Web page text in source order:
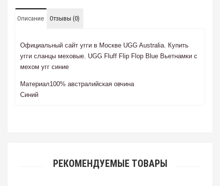
Описание Отзывы (0)
Официальный сайт угги в Москве UGG Australia. Купить
угги сланцы меховые. UGG Fluff Flip Flop Blue Вьетнамки с
мехом угг синие
Материал100% австралийская овчина
Синий
РЕКОМЕНДУЕМЫЕ ТОВАРЫ